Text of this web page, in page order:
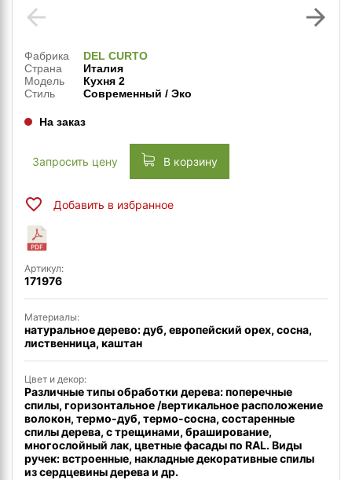
arrow_back arrow_forward
Фабрика
DEL CURTO
Страна
Италия
Модель
Кухня 2
Стиль
Современный / Эко
На заказ
Запросить цену В корзину
Добавить в избранное
Артикул:
171976
Материалы:
натуральное дерево: дуб, европейский орех, сосна,
лиственница, каштан
Цвет и декор:
Различные типы обработки дерева: поперечные
спилы, горизонтальное /вертикальное расположение
волокон, термо-дуб, термо-сосна, состаренные
спилы дерева, с трещинами, браширование,
многослойный лак, цветные фасады по RAL. Виды
ручек: встроенные, накладные декоративные спилы
из сердцевины дерева и др.